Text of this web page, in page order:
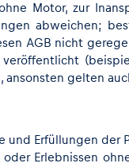
Motor, zur
abweichen;
AGB nicht
gelten
und Erfüllungen der
Erlebnissen